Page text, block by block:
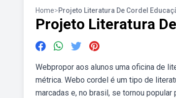
Home>Projeto Literatura De Cordel
Projeto Literatura
Webpropor aos alunos uma oficina de
métrica. Webo cordel é um tipo de
marcadas e, no brasil, se tornou